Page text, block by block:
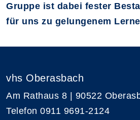
Gruppe ist dabei fester
für uns zu gelungenem
vhs Oberasbach
Am Rathaus 8 | 90522
Telefon 0911 9691-2124